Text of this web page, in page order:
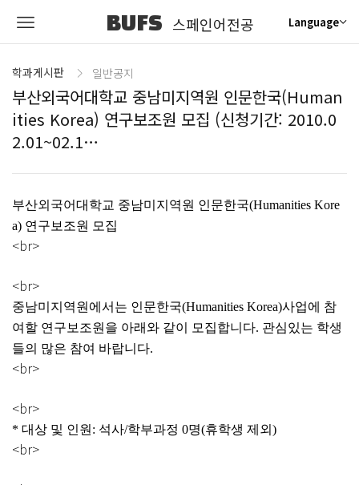
BUFS 스페인어전공 Language
학과게시판 일반공지
부산외국어대학교 중남미지역원 인문한국(Human
ities Korea) 연구보조원 모집 (신청기간: 2010.0
2.01~02.1…
부산외국어대학교 중남미지역원 인문한국(Humanities Kore
a) 연구보조원 모집
<br>
<br>
중남미지역원에서는 인문한국(Humanities Korea)사업에 참
여할 연구보조원을 아래와 같이 모집합니다. 관심있는 학생
들의 많은 참여 바랍니다.
<br>
<br>
* 대상 및 인원: 석사/학부과정 0명(휴학생 제외)
<br>